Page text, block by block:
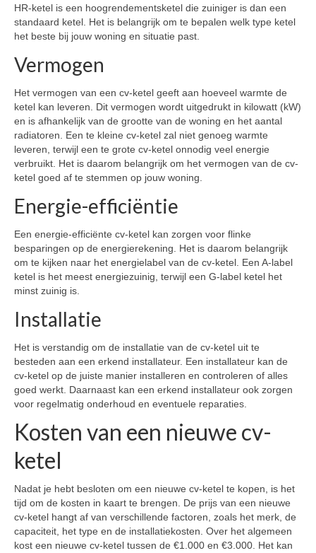
HR-ketel is een hoogrendementsketel die zuiniger is dan een
standaard ketel. Het is belangrijk om te bepalen welk type ketel
het beste bij jouw woning en situatie past.
Vermogen
Het vermogen van een cv-ketel geeft aan hoeveel warmte de
ketel kan leveren. Dit vermogen wordt uitgedrukt in kilowatt (kW)
en is afhankelijk van de grootte van de woning en het aantal
radiatoren. Een te kleine cv-ketel zal niet genoeg warmte
leveren, terwijl een te grote cv-ketel onnodig veel energie
verbruikt. Het is daarom belangrijk om het vermogen van de cv-
ketel goed af te stemmen op jouw woning.
Energie-efficiëntie
Een energie-efficiënte cv-ketel kan zorgen voor flinke
besparingen op de energierekening. Het is daarom belangrijk
om te kijken naar het energielabel van de cv-ketel. Een A-label
ketel is het meest energiezuinig, terwijl een G-label ketel het
minst zuinig is.
Installatie
Het is verstandig om de installatie van de cv-ketel uit te
besteden aan een erkend installateur. Een installateur kan de
cv-ketel op de juiste manier installeren en controleren of alles
goed werkt. Daarnaast kan een erkend installateur ook zorgen
voor regelmatig onderhoud en eventuele reparaties.
Kosten van een nieuwe cv-
ketel
Nadat je hebt besloten om een nieuwe cv-ketel te kopen, is het
tijd om de kosten in kaart te brengen. De prijs van een nieuwe
cv-ketel hangt af van verschillende factoren, zoals het merk, de
capaciteit, het type en de installatiekosten. Over het algemeen
kost een nieuwe cv-ketel tussen de €1.000 en €3.000. Het kan